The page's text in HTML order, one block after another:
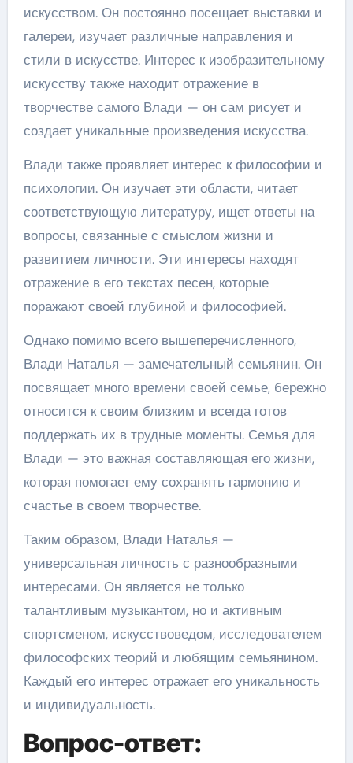
искусством. Он постоянно посещает выставки и
галереи, изучает различные направления и
стили в искусстве. Интерес к изобразительному
искусству также находит отражение в
творчестве самого Влади — он сам рисует и
создает уникальные произведения искусства.
Влади также проявляет интерес к философии и
психологии. Он изучает эти области, читает
соответствующую литературу, ищет ответы на
вопросы, связанные с смыслом жизни и
развитием личности. Эти интересы находят
отражение в его текстах песен, которые
поражают своей глубиной и философией.
Однако помимо всего вышеперечисленного,
Влади Наталья — замечательный семьянин. Он
посвящает много времени своей семье, бережно
относится к своим близким и всегда готов
поддержать их в трудные моменты. Семья для
Влади — это важная составляющая его жизни,
которая помогает ему сохранять гармонию и
счастье в своем творчестве.
Таким образом, Влади Наталья —
универсальная личность с разнообразными
интересами. Он является не только
талантливым музыкантом, но и активным
спортсменом, искусствоведом, исследователем
философских теорий и любящим семьянином.
Каждый его интерес отражает его уникальность
и индивидуальность.
Вопрос-ответ: